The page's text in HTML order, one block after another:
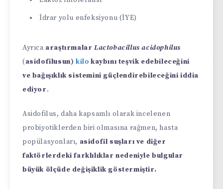
İdrar yolu enfeksiyonu (İYE)
Ayrıca araştırmalarLactobacillus acidophilus
(asidofilusun)kilo kaybını teşvik edebileceğini
ve bağışıklık sistemini güçlendirebileceğini iddia
ediyor.
Asidofilus, daha kapsamlı olarak incelenen
probiyotiklerden biri olmasına rağmen, hasta
popülasyonları, asidofil suşları ve diğer
faktörlerdeki farklılıklar nedeniyle bulgular
büyük ölçüde değişiklik göstermiştir.